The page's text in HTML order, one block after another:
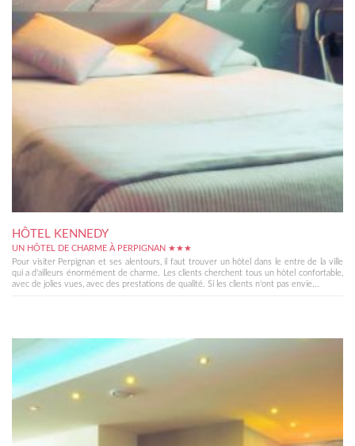
HÔTEL KENNEDY
UN HÔTEL DE CHARME À PERPIGNAN ★★★
Pour visiter Perpignan et ses alentours, il faut trouver un hôtel dans le entre de la ville
qui a d'ailleurs énormément de charme. Les clients cherchent tous un hôtel confortable,
avec de jolies vues, avec des prestations de qualité. Si les clients n'ont pas envie...